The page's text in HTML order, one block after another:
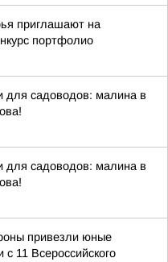
приглашают на
портфолио
для садоводов: малина в
для садоводов: малина в
привезли юные
с 11 Всероссийского